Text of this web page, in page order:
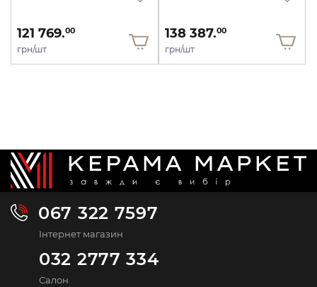
121 769.00
грн/шт
138 387.00
грн/шт
067 322 7597
Інтернет магазин
032 2777 334
Салон